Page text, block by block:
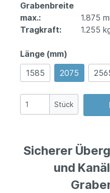
Grabenbreite
max.:
1.875
Tragkraft:
1.255
Länge (mm)
1585
2075
Stück
Sicherer
und